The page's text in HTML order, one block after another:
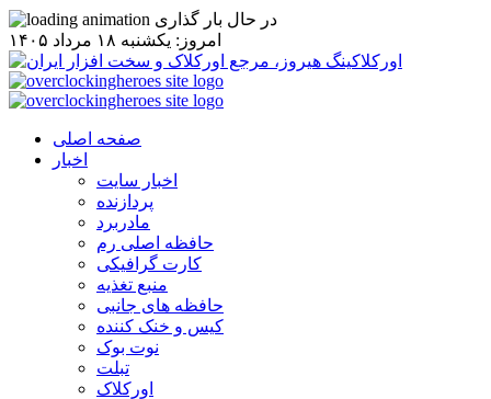
در حال بار گذاری
امروز: يکشنبه ۱۸ مرداد ۱۴۰۵
صفحه اصلی
اخبار
اخبار سایت
پردازنده
مادربرد
حافظه اصلی رم
کارت گرافیکی
منبع تغذیه
حافظه های جانبی
کیس و خنک کننده
نوت بوک
تبلت
اورکلاک